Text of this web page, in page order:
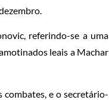
referindo-se a uma
leais a Machar
combates, e o secretário-